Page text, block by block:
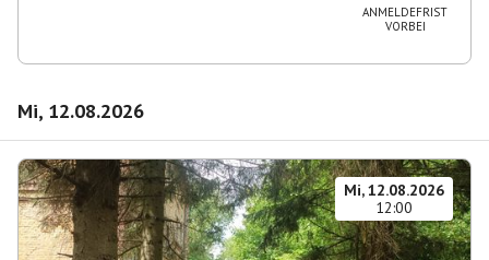
ANMELDEFRIST
VORBEI
Mi, 12.08.2026
Mi, 12.08.2026
12:00